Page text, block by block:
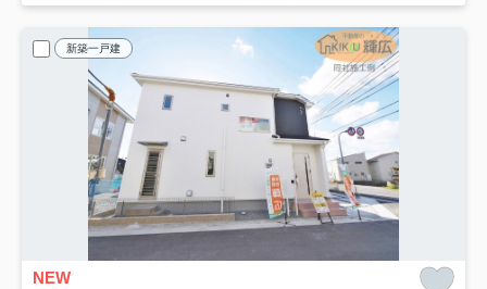
新築一戸建
NEW